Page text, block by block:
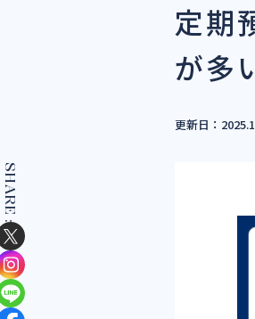
定期
が多
更新日：
SHARE :